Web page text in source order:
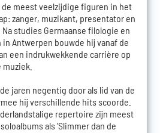
de meest veelzijdige figuren in het
zanger, muzikant, presentator en
studies Germaanse filologie en
Antwerpen bouwde hij vanaf de
een indrukwekkende carrière op
jaren negentig door als lid van de
hij verschillende hits scoorde.
repertoire zijn meest
als 'Slimmer dan de